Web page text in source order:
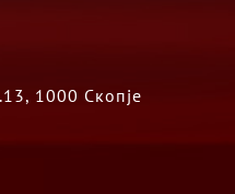
1000 Скопје